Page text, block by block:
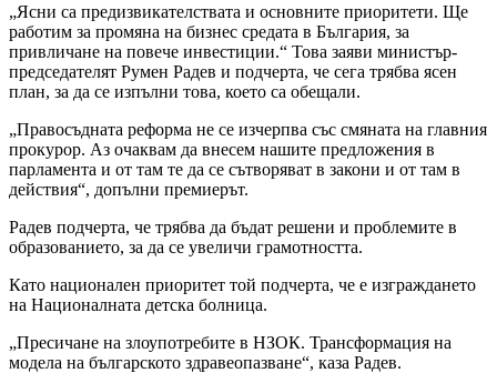
„Ясни са предизвикателствата и основните приоритети. Ще
работим за промяна на бизнес средата в България, за
привличане на повече инвестиции.“ Това заяви министър-
председателят Румен Радев и подчерта, че сега трябва ясен
план, за да се изпълни това, което са обещали.
„Правосъдната реформа не се изчерпва със смяната на главния
прокурор. Аз очаквам да внесем нашите предложения в
парламента и от там те да се сътворяват в закони и от там в
действия“, допълни премиерът.
Радев подчерта, че трябва да бъдат решени и проблемите в
образованието, за да се увеличи грамотността.
Като национален приоритет той подчерта, че е изграждането
на Националната детска болница.
„Пресичане на злоупотребите в НЗОК. Трансформация на
модела на българското здравеопазване“, каза Радев.